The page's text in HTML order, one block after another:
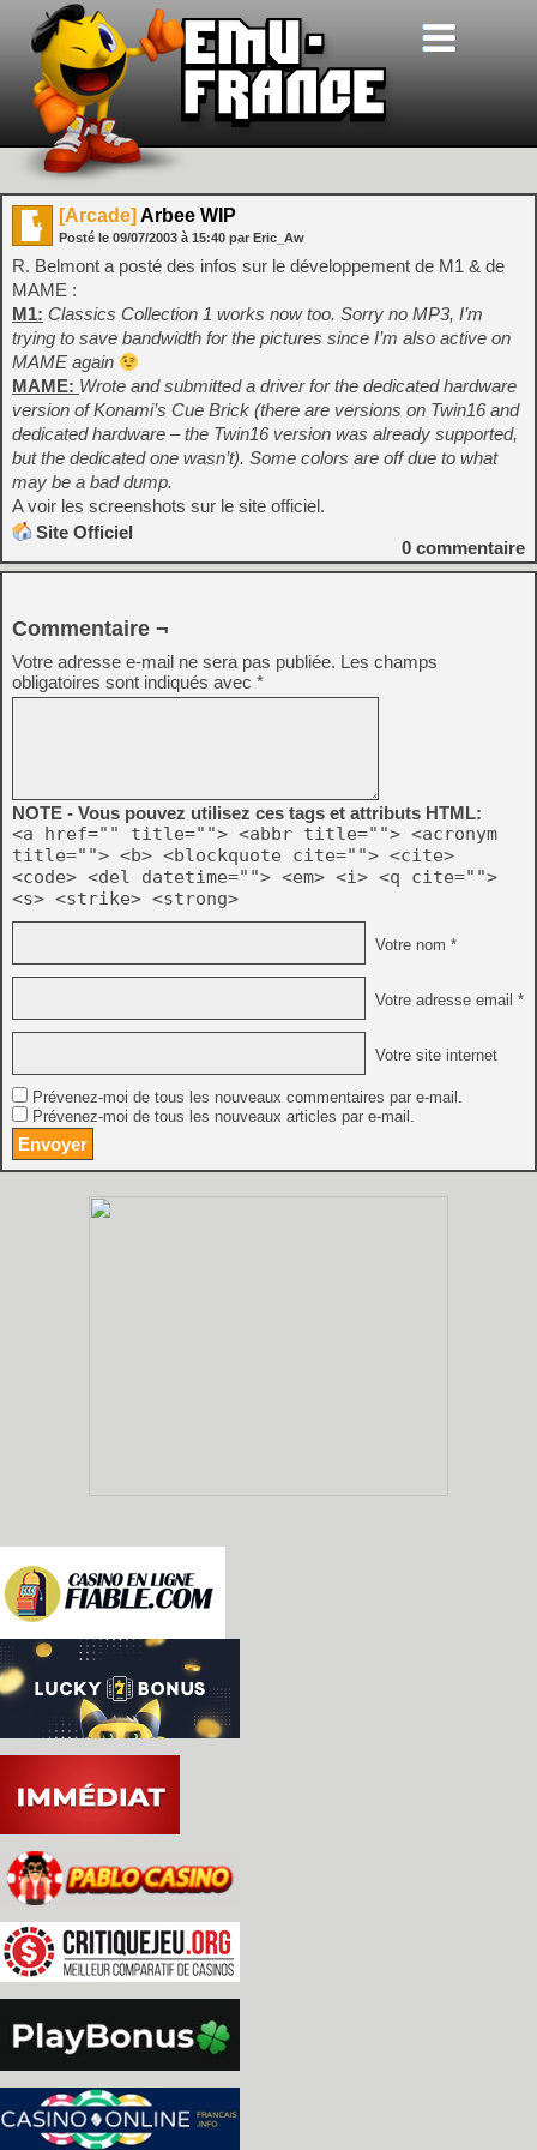
[Arcade] Arbee WIP
Posté le 09/07/2003 à 15:40 par Eric_Aw
R. Belmont a posté des infos sur le développement de M1 & de
MAME :
M1: Classics Collection 1 works now too. Sorry no MP3, I’m
trying to save bandwidth for the pictures since I’m also active on
MAME again
MAME: Wrote and submitted a driver for the dedicated hardware
version of Konami’s Cue Brick (there are versions on Twin16 and
dedicated hardware – the Twin16 version was already supported,
but the dedicated one wasn’t). Some colors are off due to what
may be a bad dump.
A voir les screenshots sur le site officiel.
Site Officiel
0 commentaire
Commentaire ¬
Votre adresse e-mail ne sera pas publiée. Les champs
obligatoires sont indiqués avec *
NOTE - Vous pouvez utilisez ces tags et attributs HTML:
<a href="" title=""> <abbr title=""> <acronym
title=""> <b> <blockquote cite=""> <cite>
<code> <del datetime=""> <em> <i> <q cite="">
<s> <strike> <strong>
Votre nom *
Votre adresse email *
Votre site internet
Prévenez-moi de tous les nouveaux commentaires par e-mail.
Prévenez-moi de tous les nouveaux articles par e-mail.